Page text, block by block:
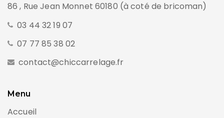
86 , Rue Jean Monnet 60180 (à coté de bricoman)
03 44 32 19 07
07 77 85 38 02
contact@chiccarrelage.fr
Menu
Accueil